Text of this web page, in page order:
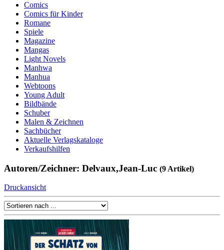
Comics
Comics für Kinder
Romane
Spiele
Magazine
Mangas
Light Novels
Manhwa
Manhua
Webtoons
Young Adult
Bildbände
Schuber
Malen & Zeichnen
Sachbücher
Aktuelle Verlagskataloge
Verkaufshilfen
Autoren/Zeichner: Delvaux,Jean-Luc (9 Artikel)
Druckansicht